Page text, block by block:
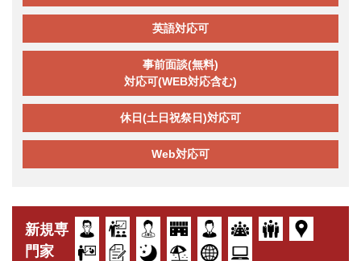
英語対応可
事前面談(無料)
対応可(WEB対応含む)
休日(土日祝祭日)対応可
Web対応可
新規専
門家